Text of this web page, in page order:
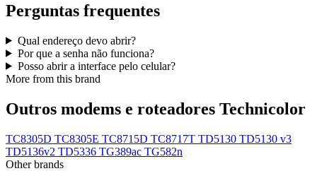
Perguntas frequentes
Qual endereço devo abrir?
Por que a senha não funciona?
Posso abrir a interface pelo celular?
More from this brand
Outros modems e roteadores Technicolor
TC8305D TC8305E TC8715D TC8717T TD5130 TD5130 v3
TD5136v2 TD5336 TG389ac TG582n
Other brands